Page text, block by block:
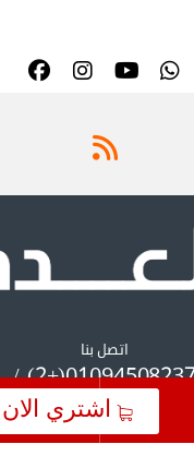
اشتري الان
اتصل بنا
01094508237(+2) /
01055297175(+2)